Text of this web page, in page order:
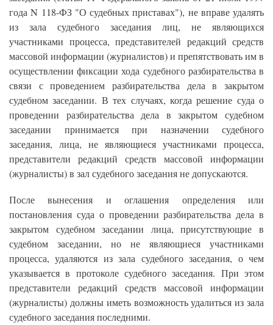
года N 118-ФЗ "О судебных приставах"), не вправе удалять
из зала судебного заседания лиц, не являющихся
участниками процесса, представителей редакций средств
массовой информации (журналистов) и препятствовать им в
осуществлении фиксации хода судебного разбирательства в
связи с проведением разбирательства дела в закрытом
судебном заседании. В тех случаях, когда решение суда о
проведении разбирательства дела в закрытом судебном
заседании принимается при назначении судебного
заседания, лица, не являющиеся участниками процесса,
представители редакций средств массовой информации
(журналисты) в зал судебного заседания не допускаются.
После вынесения и оглашения определения или
постановления суда о проведении разбирательства дела в
закрытом судебном заседании лица, присутствующие в
судебном заседании, но не являющиеся участниками
процесса, удаляются из зала судебного заседания, о чем
указывается в протоколе судебного заседания. При этом
представители редакций средств массовой информации
(журналисты) должны иметь возможность удалиться из зала
судебного заседания последними.